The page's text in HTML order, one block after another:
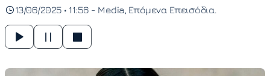
13/06/2025 • 11:56 - Media Επόμενα Επεισόδια